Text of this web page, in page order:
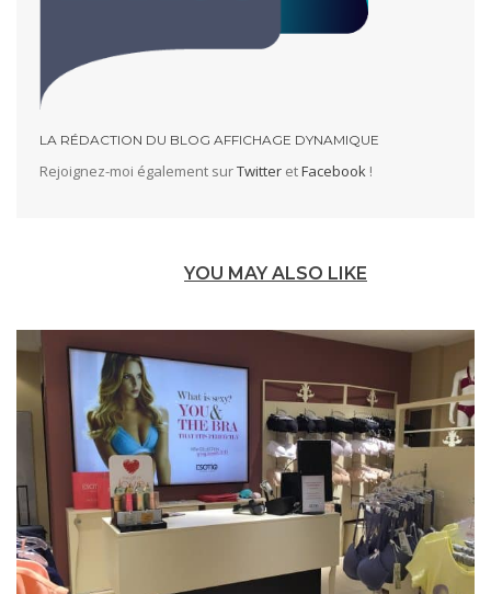
LA RÉDACTION DU BLOG AFFICHAGE DYNAMIQUE
Rejoignez-moi également surTwitteretFacebook!
YOU MAY ALSO LIKE